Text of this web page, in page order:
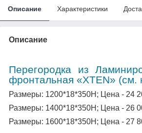
Описание Характеристики
Описание
Перегородка из
фронтальная «XTEN» (см.
Размеры: 1200*18*350Н; Цена - 24
Размеры: 1400*18*350Н; Цена - 26
Размеры: 1600*18*350Н; Цена - 27